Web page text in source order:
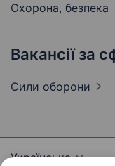
Охорона, безпека
Вакансії за
Сили оборони
Українська